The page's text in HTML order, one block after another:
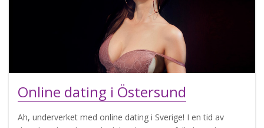
Online dating i Östersund
Ah, underverket med online dating i Sverige! I en tid av